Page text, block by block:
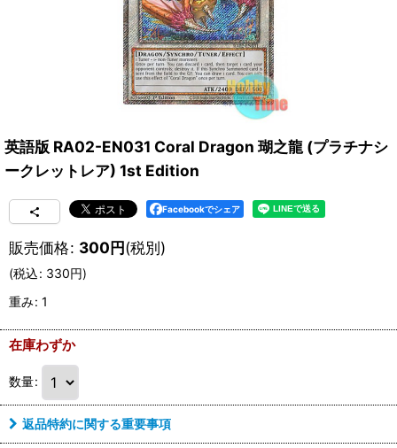
英語版 RA02-EN031 Coral Dragon 瑚之龍 (プラチナシ
ークレットレア) 1st Edition
Facebookでシェア
販売価格: 300円(税別)
(税込: 330円)
重み: 1
在庫わずか
数量:
返品特約に関する重要事項